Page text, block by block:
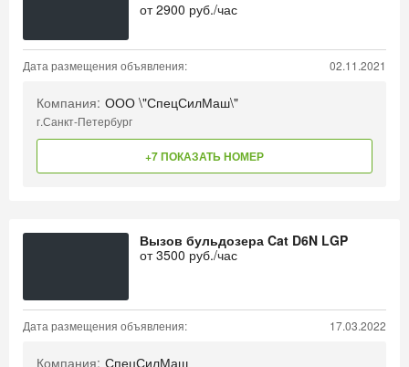
от2900 руб./час
Дата размещения объявления: 02.11.2021
Компания: ООО \"СпецСилМаш\"
г.Санкт-Петербург
+7 ПОКАЗАТЬ НОМЕР
Вызов бульдозера Cat D6N LGP
от3500 руб./час
Дата размещения объявления: 17.03.2022
Компания: СпецСилМаш